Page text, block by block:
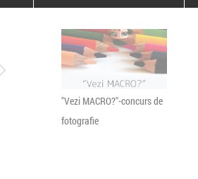
"Vezi MACRO?"-concurs de
fotografie